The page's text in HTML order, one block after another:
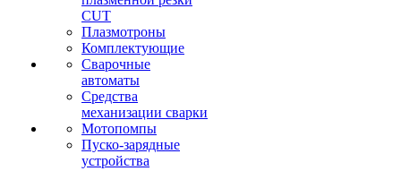
CUT
Плазмотроны
Комплектующие
Сварочные
автоматы
Средства
механизации сварки
Мотопомпы
Пуско-зарядные
устройства